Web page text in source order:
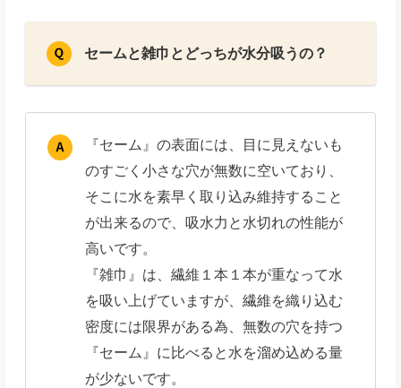
セームと雑巾とどっちが水分吸うの？
『セーム』の表面には、目に見えないも
のすごく小さな穴が無数に空いており、
そこに水を素早く取り込み維持すること
が出来るので、吸水力と水切れの性能が
高いです。
『雑巾』は、繊維１本１本が重なって水
を吸い上げていますが、繊維を織り込む
密度には限界がある為、無数の穴を持つ
『セーム』に比べると水を溜め込める量
が少ないです。